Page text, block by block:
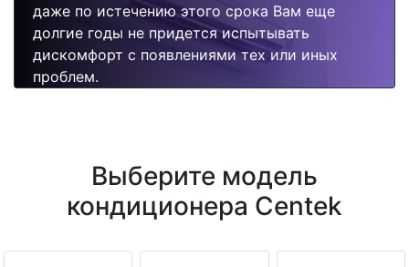
даже по истечению этого срока Вам еще
долгие годы не придется испытывать
дискомфорт с появлениями тех или иных
проблем.
Выберите модель
кондиционера Centek